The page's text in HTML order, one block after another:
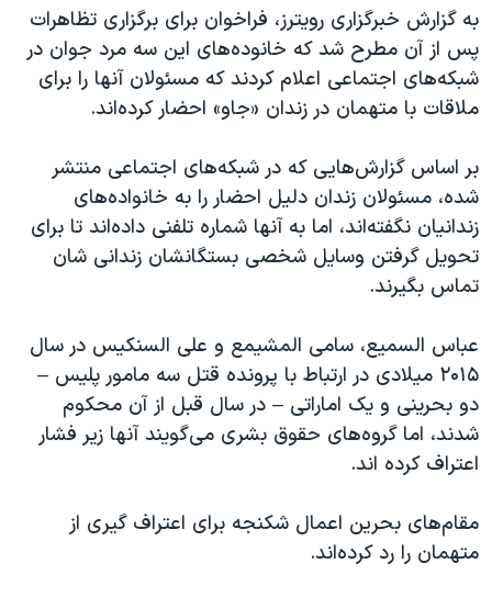
چهل سال گروگان‌گیری
قانون شفافیت دارائی کادر رهبری ایران
اعتراضات مردمی آبان ۹۸
نرگس محمدی برنده جایزه نوبل صلح
همایش محافظه‌کاران آمریکا «سی‌پک»
صفحه‌های ویژه
سفر پرزیدنت ترامپ به چین
به گزارش خبرگزاری رویترز، فراخوان برای برگزاری تظاهرات
پس از آن مطرح شد که خانوده‌های این سه مرد جوان در
شبکه‌های اجتماعی اعلام کردند که مسئولان آنها را برای
ملاقات با متهمان در زندان «جاو» احضار کرده‌اند.
بر اساس گزارش‌هایی که در شبکه‌های اجتماعی منتشر
شده، مسئولان زندان دلیل احضار را به خانواده‌های
زندانیان نگفته‌اند، اما به آنها شماره تلفنی داده‌اند تا برای
تحویل گرفتن وسایل شخصی بستگانشان زندانی شان
تماس بگیرند.
عباس السمیع، سامی المشیمع و علی السنکیس در سال
۲۰۱۵ میلادی در ارتباط با پرونده قتل سه مامور پلیس –
دو بحرینی و یک اماراتی – در سال قبل از آن محکوم
شدند، اما گروه‌های حقوق بشری می‌گویند آنها زیر فشار
اعتراف کرده اند.
مقام‌های بحرین اعمال شکنجه برای اعتراف گیری از
متهمان را رد کرده‌اند.